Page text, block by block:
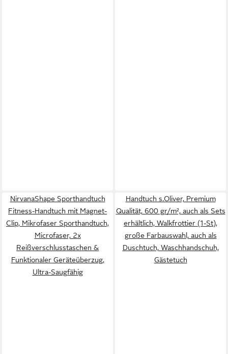
NirvanaShape Sporthandtuch
Fitness-Handtuch mit Magnet-
Clip, Mikrofaser Sporthandtuch,
Microfaser, 2x
Reißverschlusstaschen &
Funktionaler Geräteüberzug,
Ultra-Saugfähig
Handtuch s.Oliver, Premium
Qualität, 600 gr/m², auch als Sets
erhältlich, Walkfrottier (1-St),
große Farbauswahl, auch als
Duschtuch, Waschhandschuh,
Gästetuch